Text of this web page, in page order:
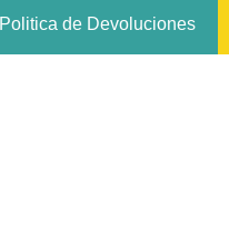
Politica de Devoluciones